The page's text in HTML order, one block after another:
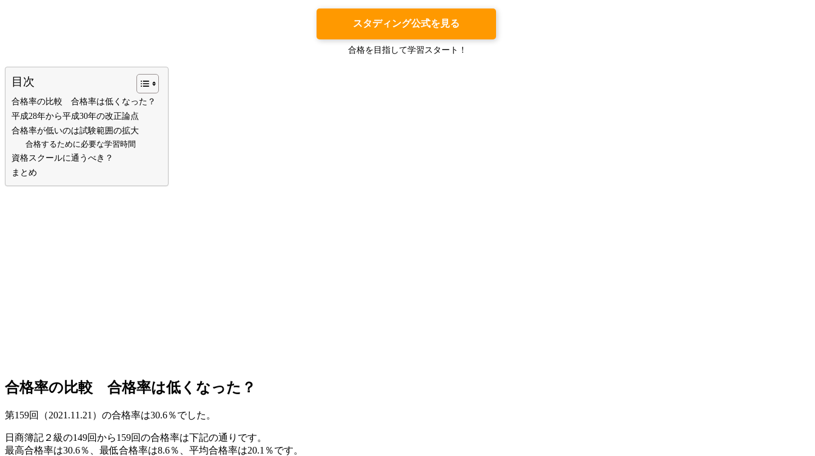
スタディング公式を見る
合格を目指して学習スタート！
目次
合格率の比較 合格率は低くなった？
平成28年から平成30年の改正論点
合格率が低いのは試験範囲の拡大
合格するために必要な学習時間
資格スクールに通うべき？
まとめ
合格率の比較 合格率は低くなった？
第159回（2021.11.21）の合格率は30.6％でした。
日商簿記２級の149回から159回の合格率は下記の通りです。
最高合格率は30.6％、最低合格率は8.6％、平均合格率は20.1％です。